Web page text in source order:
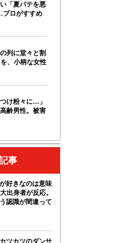
「夏バテを悪
ロがすすめ
列に堂々と割
、小柄な女性
け粉々に…」
齢男性。被害
事
好きなのは意味
出身者が反応。
認識が間違って
ツカツのダンサ